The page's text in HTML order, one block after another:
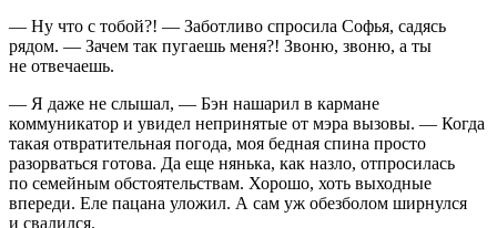
— Ну что с тобой?! — Заботливо спросила Софья, садясь
рядом. — Зачем так пугаешь меня?! Звоню, звоню, а ты
не отвечаешь.
— Я даже не слышал, — Бэн нашарил в кармане
коммуникатор и увидел непринятые от мэра вызовы. — Когда
такая отвратительная погода, моя бедная спина просто
разорваться готова. Да еще нянька, как назло, отпросилась
по семейным обстоятельствам. Хорошо, хоть выходные
впереди. Еле пацана уложил. А сам уж обезболом ширнулся
и свалился.